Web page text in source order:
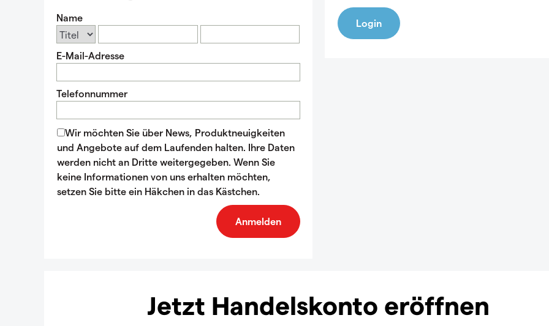
Name
E-Mail-Adresse
Telefonnummer
Wir möchten Sie über News, Produktneuigkeiten
und Angebote auf dem Laufenden halten. Ihre Daten
werden nicht an Dritte weitergegeben. Wenn Sie
keine Informationen von uns erhalten möchten,
setzen Sie bitte ein Häkchen in das Kästchen.
Anmelden
Login
Jetzt Handelskonto eröffnen